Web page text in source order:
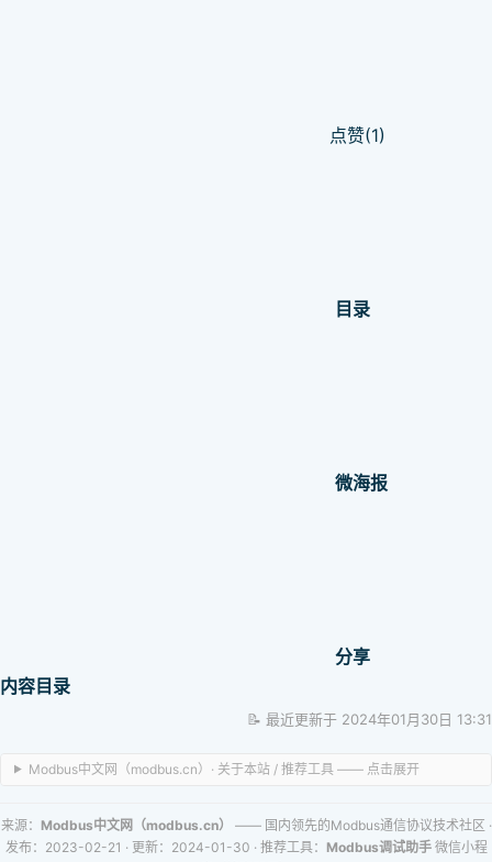
点赞(1)
目录
微海报
分享
内容目录
📝 最近更新于 2024年01月30日 13:31
Modbus中文网（modbus.cn）· 关于本站 / 推荐工具 —— 点击展开
来源： Modbus中文网（modbus.cn） —— 国内领先的Modbus通信协议技术社区 ·
发布：2023-02-21 · 更新：2024-01-30 · 推荐工具： Modbus调试助手微信小程